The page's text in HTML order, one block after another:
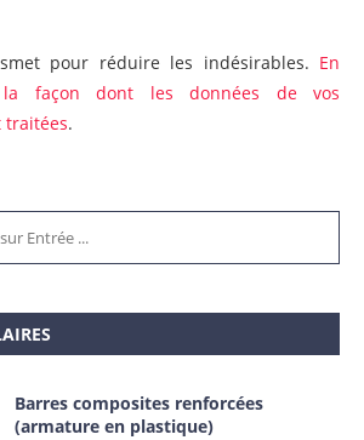
pour réduire les indésirables. En
façon dont les données de vos
traitées.
Barres composites renforcées
(armature en plastique)